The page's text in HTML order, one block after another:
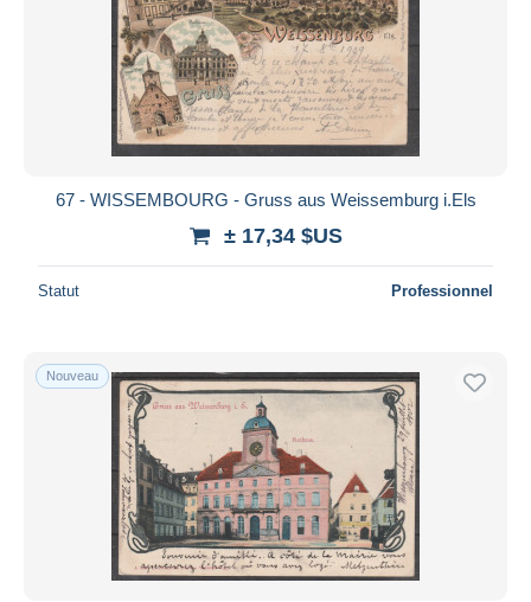
67 - WISSEMBOURG - Gruss aus Weissemburg i.Els
± 17,34 $US
Statut Professionnel
Nouveau